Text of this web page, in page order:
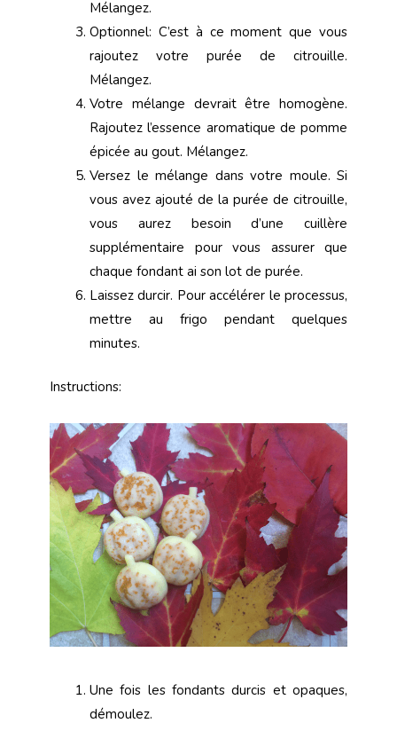
Mélangez.
Optionnel: C’est à ce moment que vous
rajoutez votre purée de citrouille.
Mélangez.
Votre mélange devrait être homogène.
Rajoutez l’essence aromatique de pomme
épicée au gout. Mélangez.
Versez le mélange dans votre moule. Si
vous avez ajouté de la purée de citrouille,
vous aurez besoin d’une cuillère
supplémentaire pour vous assurer que
chaque fondant ai son lot de purée.
Laissez durcir. Pour accélérer le processus,
mettre au frigo pendant quelques
minutes.
Instructions:
Une fois les fondants durcis et opaques,
démoulez.